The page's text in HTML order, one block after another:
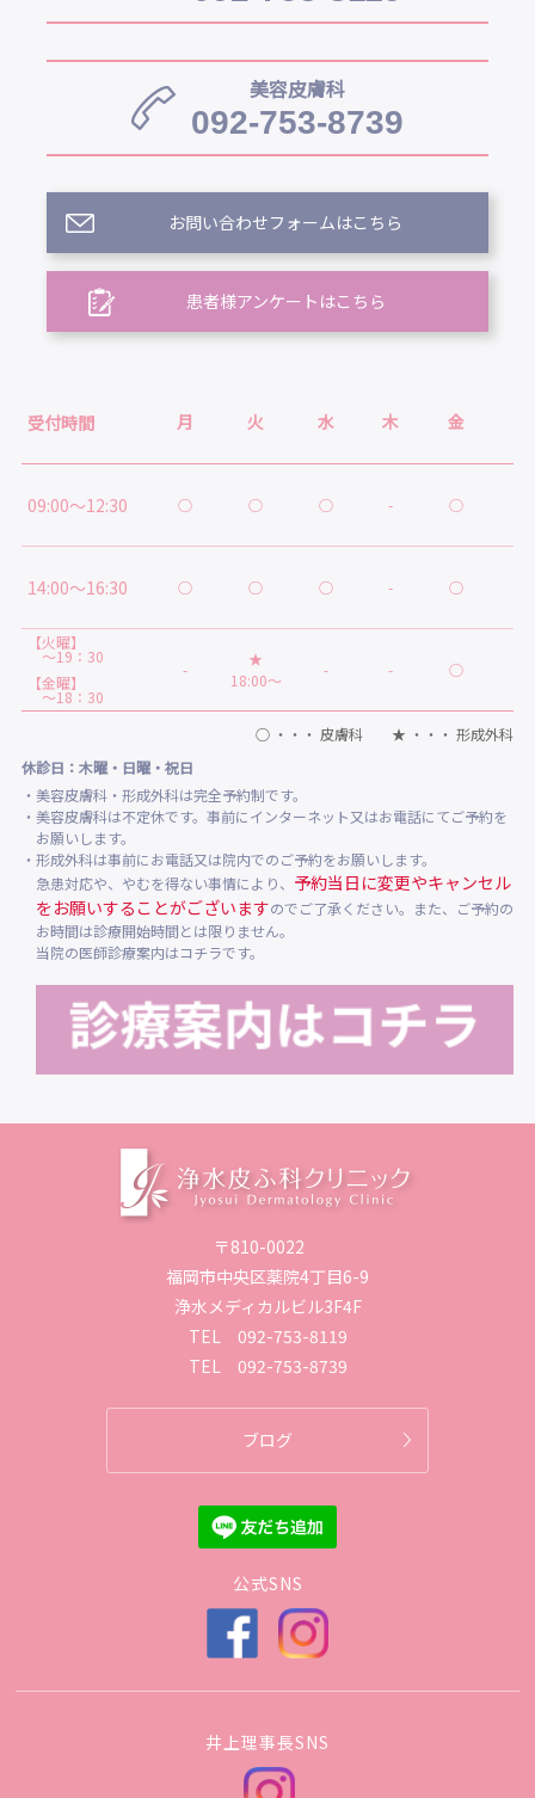
美容皮膚科
092-753-8739
お問い合わせフォームはこちら
患者様アンケートはこちら
受付時間 月 火 水 木 金
09:00～12:30 ○ ○ ○ - ○
14:00～16:30 ○ ○ ○ - ○
【火曜】
～19：30
【金曜】
～18：30
-
★
18:00～
- - ○
○ ・・・ 皮膚科 ★ ・・・ 形成外科
休診日：木曜・日曜・祝日
・美容皮膚科・形成外科は完全予約制です。
・美容皮膚科は不定休です。事前にインターネット又はお電話にてご予約を
お願いします。
・形成外科は事前にお電話又は院内でのご予約をお願いします。
急患対応や、やむを得ない事情により、 予約当日に変更やキャンセル
をお願いすることがございますのでご了承ください。また、ご予約の
お時間は診療開始時間とは限りません。
当院の医師診療案内はコチラです。
〒810-0022
福岡市中央区薬院4丁目6-9
浄水メディカルビル3F4F
TEL 092-753-8119
TEL 092-753-8739
ブログ
公式SNS
井上理事長SNS